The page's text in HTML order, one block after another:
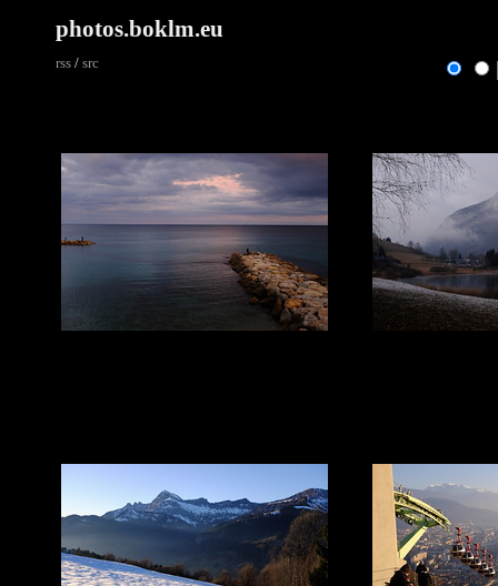
photos.boklm.eu
rss / src